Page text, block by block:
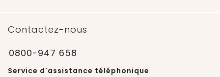
Contactez-nous
0800-947 658
Service d'assistance téléphonique